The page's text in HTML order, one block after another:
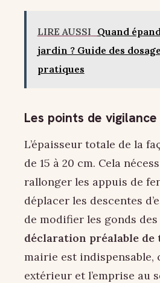
LIRE AUSSI Quand
jardin ? Guide des
pratiques
Les points de vigilance
L’épaisseur totale de la
de 15 à 20 cm. Cela
rallonger les appuis de
déplacer les descentes
de modifier les gonds
déclaration préalable de
mairie est indispensable,
extérieur et l’emprise au